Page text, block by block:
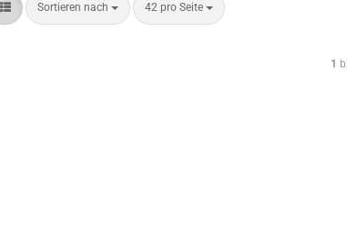
Sortieren nach 42 pro Seite
1